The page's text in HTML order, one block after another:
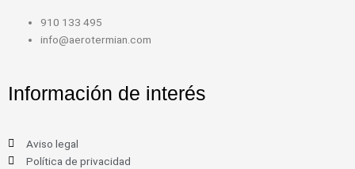
910 133 495
info@aerotermian.com
Información de interés
Aviso legal
Política de privacidad